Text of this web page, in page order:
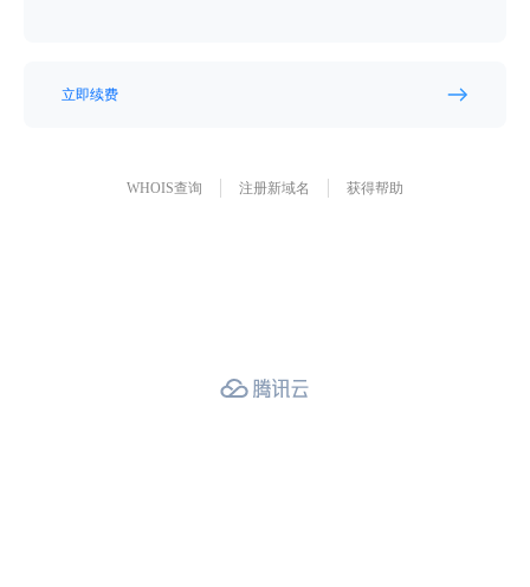
立即续费
WHOIS查询 注册新域名 获得帮助